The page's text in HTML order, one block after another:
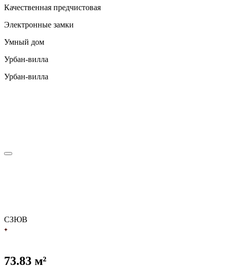
Качественная предчистовая
Электронные замки
Умный дом
Урбан-вилла
Урбан-вилла
СЗЮВ
73.83 м²